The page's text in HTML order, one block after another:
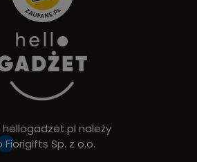
hellogadzet.pl należy
Fiorigifts Sp. z o.o.